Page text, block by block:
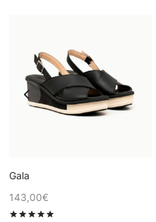
Gala
143,00€